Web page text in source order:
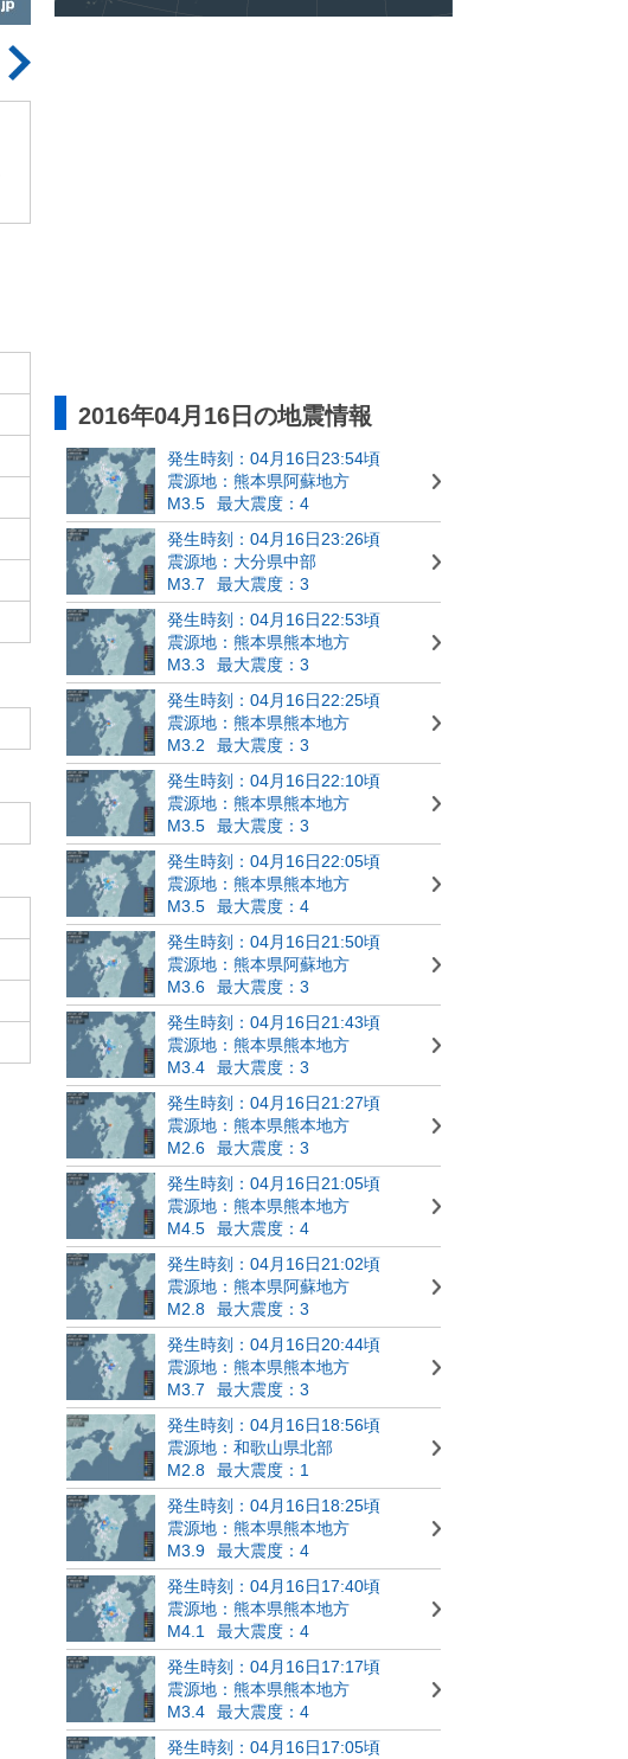
2016年04月16日の地震情報
発生時刻：04月16日23:54頃
震源地：熊本県阿蘇地方
M3.5
最大震度：4
発生時刻：04月16日23:26頃
震源地：大分県中部
M3.7
最大震度：3
発生時刻：04月16日22:53頃
震源地：熊本県熊本地方
M3.3
最大震度：3
発生時刻：04月16日22:25頃
震源地：熊本県熊本地方
M3.2
最大震度：3
発生時刻：04月16日22:10頃
震源地：熊本県熊本地方
M3.5
最大震度：3
発生時刻：04月16日22:05頃
震源地：熊本県熊本地方
M3.5
最大震度：4
発生時刻：04月16日21:50頃
震源地：熊本県阿蘇地方
M3.6
最大震度：3
発生時刻：04月16日21:43頃
震源地：熊本県熊本地方
M3.4
最大震度：3
発生時刻：04月16日21:27頃
震源地：熊本県熊本地方
M2.6
最大震度：3
発生時刻：04月16日21:05頃
震源地：熊本県熊本地方
M4.5
最大震度：4
発生時刻：04月16日21:02頃
震源地：熊本県阿蘇地方
M2.8
最大震度：3
発生時刻：04月16日20:44頃
震源地：熊本県熊本地方
M3.7
最大震度：3
発生時刻：04月16日18:56頃
震源地：和歌山県北部
M2.8
最大震度：1
発生時刻：04月16日18:25頃
震源地：熊本県熊本地方
M3.9
最大震度：4
発生時刻：04月16日17:40頃
震源地：熊本県熊本地方
M4.1
最大震度：4
発生時刻：04月16日17:17頃
震源地：熊本県熊本地方
M3.4
最大震度：4
発生時刻：04月16日17:05頃